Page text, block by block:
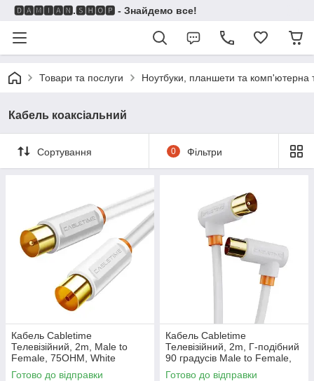
🅳🅰🅼🅸🅰🅽.🆂🅷🅾🅿 - Знайдемо все!
Товари та послуги Ноутбуки, планшети та комп'ютерна
Кабель коаксіальний
Сортування 0 Фільтри
Кабель Cabletime
Телевізійний, 2m, Male to
Female, 75OHM, White
(CF33L)
Готово до відправки
Кабель Cabletime
Телевізійний, 2m, Г-подібний
90 градусів Male to Female,
75OHM, White (CF35L)
Готово до відправки